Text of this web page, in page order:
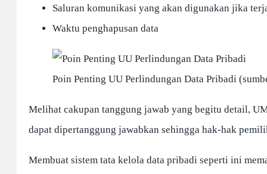
Saluran komunikasi yang akan digunakan jika
Waktu penghapusan data
Poin Penting UU Perlindungan Data Pribadi
Melihat cakupan tanggung jawab yang begitu detail,
dapat dipertanggung jawabkan sehingga hak-hak
Membuat sistem tata kelola data pribadi seperti ini